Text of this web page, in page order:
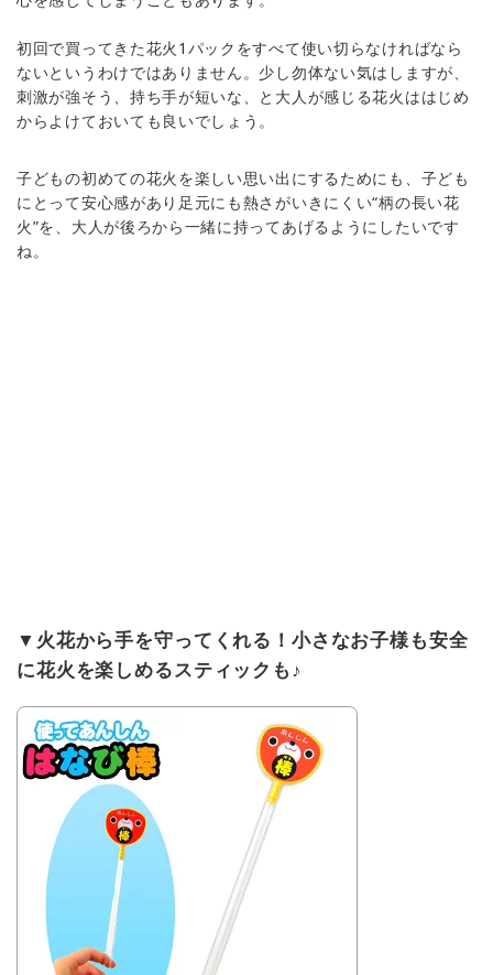
初回で買ってきた花火1パックをすべて使い切らなければなら
ないというわけではありません。少し勿体ない気はしますが、
刺激が強そう、持ち手が短いな、と大人が感じる花火ははじめ
からよけておいても良いでしょう。
子どもの初めての花火を楽しい思い出にするためにも、子ども
にとって安心感があり足元にも熱さがいきにくい“柄の長い花
火”を、大人が後ろから一緒に持ってあげるようにしたいです
ね。
▼火花から手を守ってくれる！小さなお子様も安全
に花火を楽しめるスティックも♪